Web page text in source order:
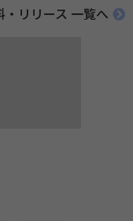
・リリース 一覧へ